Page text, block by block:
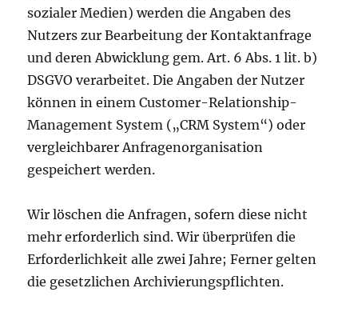
sozialer Medien) werden die Angaben des
Nutzers zur Bearbeitung der Kontaktanfrage
und deren Abwicklung gem. Art. 6 Abs. 1 lit. b)
DSGVO verarbeitet. Die Angaben der Nutzer
können in einem Customer-Relationship-
Management System („CRM System“) oder
vergleichbarer Anfragenorganisation
gespeichert werden.
Wir löschen die Anfragen, sofern diese nicht
mehr erforderlich sind. Wir überprüfen die
Erforderlichkeit alle zwei Jahre; Ferner gelten
die gesetzlichen Archivierungspflichten.